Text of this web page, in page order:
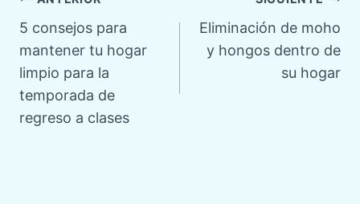
de
entradas
5 consejos para
mantener tu hogar
limpio para la
temporada de
regreso a clases
Eliminación de moho
y hongos dentro de
su hogar